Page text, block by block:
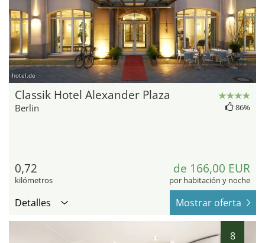
hotel.de
Classik Hotel Alexander Plaza
Berlin 86%
0,72
kilómetros
de 166,00 EUR
por habitación y noche
Detalles Mostrar oferta
8